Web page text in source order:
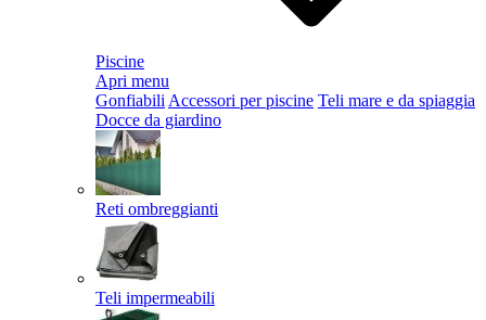
Piscine
Apri menu
Gonfiabili Accessori per piscine Teli mare e da spiaggia
Docce da giardino
Reti ombreggianti
Teli impermeabili